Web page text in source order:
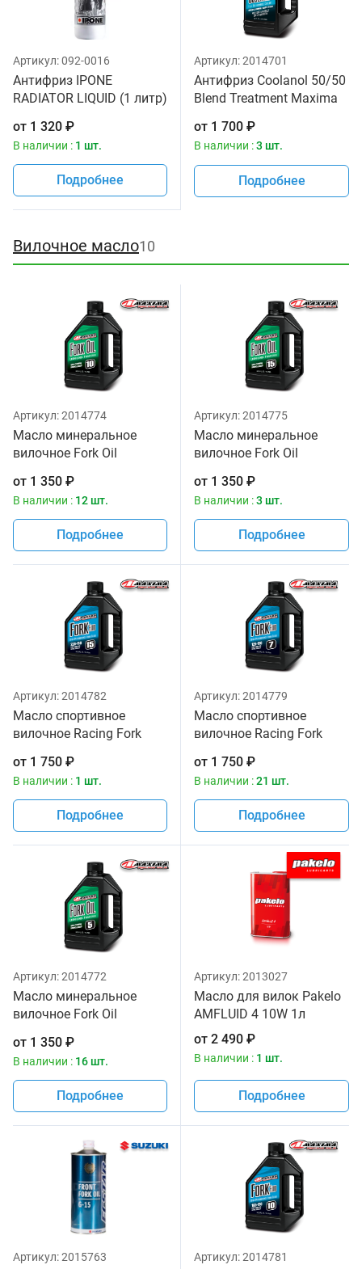
Артикул:092-0016
Антифриз IPONE
RADIATOR LIQUID (1 литр)
от 1 320 ₽
В наличии : 1 шт.
Подробнее
Артикул:2014701
Антифриз Coolanol 50/50
Blend Treatment Maxima
от 1 700 ₽
В наличии :3 шт.
Подробнее
Вилочное масло10
Артикул:2014774
Масло минеральное
вилочное Fork Oil
Maxima 1 литр
от 1 350 ₽
В наличии : 12 шт.
Подробнее
Артикул:2014775
Масло минеральное
вилочное Fork Oil
Maxima 1 литр
от 1 350 ₽
В наличии :3 шт.
Подробнее
Артикул:2014782
Масло спортивное
вилочное Racing Fork
Maxima 1 литр
от 1 750 ₽
В наличии : 1 шт.
Подробнее
Артикул:2014779
Масло спортивное
вилочное Racing Fork
1 литр
от 1 750 ₽
В наличии :21 шт.
Подробнее
Артикул:2014772
Масло минеральное
вилочное Fork Oil
Maxima 1 литр
от 1 350 ₽
В наличии : 16 шт.
Подробнее
Артикул:2013027
Масло для вилок Pakelo
AMFLUID 4 10W 1л
от 2 490 ₽
В наличии : 1 шт.
Подробнее
Артикул:2015763 Артикул:2014781